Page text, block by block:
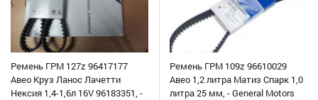
Ремень ГРМ 127z 96417177
Авео Круз Ланос Лачетти
Нексия 1,4-1,6л 16V 96183351, -
Ремень ГРМ 109z 96610029
Авео 1,2 литра Матиз Спарк 1,0
литра 25 мм, - General Motors